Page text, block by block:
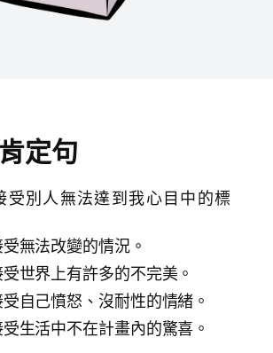
定句
受別人無法達到我心目中的標
無法改變的情況。
世界上有許多的不完美。
自己憤怒、沒耐性的情緒。
生活中不在計畫內的驚喜。